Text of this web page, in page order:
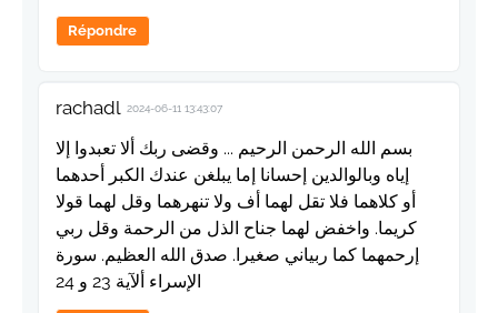
Répondre
rachadl 2024-06-11 13:43:07
بسم الله الرحمن الرحيم ... وقضى ربك ألا تعبدوا إلا
إياه وبالوالدين إحسانا إما يبلغن عندك الكبر أحدهما
أو كلاهما فلا تقل لهما أف ولا تنهرهما وقل لهما قولا
كريما. واخفض لهما جناح الذل من الرحمة وقل ربي
إرحمهما كما ربياني صغيرا. صدق الله العظيم. سورة
الإسراء ألآية 23 و 24